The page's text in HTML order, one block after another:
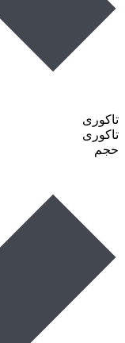
تاکوری
تاکوری
حجم